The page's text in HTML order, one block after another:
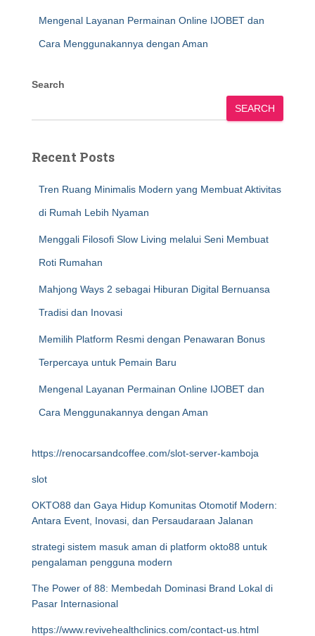
Mengenal Layanan Permainan Online IJOBET dan
Cara Menggunakannya dengan Aman
Search
SEARCH
Recent Posts
Tren Ruang Minimalis Modern yang Membuat Aktivitas
di Rumah Lebih Nyaman
Menggali Filosofi Slow Living melalui Seni Membuat
Roti Rumahan
Mahjong Ways 2 sebagai Hiburan Digital Bernuansa
Tradisi dan Inovasi
Memilih Platform Resmi dengan Penawaran Bonus
Terpercaya untuk Pemain Baru
Mengenal Layanan Permainan Online IJOBET dan
Cara Menggunakannya dengan Aman
https://renocarsandcoffee.com/slot-server-kamboja
slot
OKTO88 dan Gaya Hidup Komunitas Otomotif Modern:
Antara Event, Inovasi, dan Persaudaraan Jalanan
strategi sistem masuk aman di platform okto88 untuk
pengalaman pengguna modern
The Power of 88: Membedah Dominasi Brand Lokal di
Pasar Internasional
https://www.revivehealthclinics.com/contact-us.html